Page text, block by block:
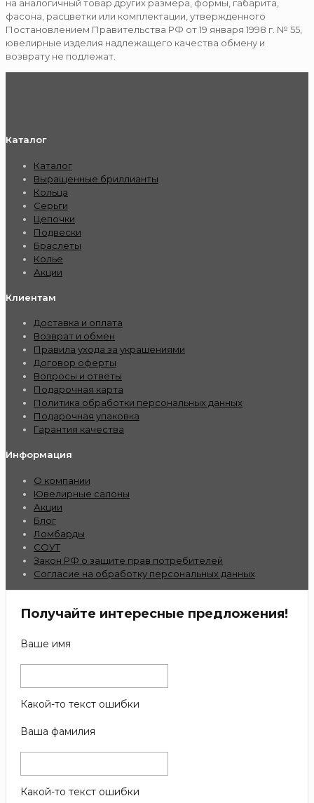
на аналогичный товар других размера, формы, габарита,
фасона, расцветки или комплектации, утвержденного
Постановлением Правительства РФ от 19 января 1998 г. № 55,
ювелирные изделия надлежащего качества обмену и
возврату не подлежат.
Каталог
Каталог
Выращенные бриллианты
Кольца
Серьги
Цепочки
Подвески
Браслеты
Колье
Акции
Клиентам
Доставка и оплата
Возврат и обмен
Правила ухода за украшениями
Договор оферты
Вопросы и ответы
Подарочная карта
Политика обработки персональных данных
Подарочная упаковка
Гарантия качества
Информация
О компании
Ювелирные салоны
Акции
Блог
Ломбарды
СОУТ
Закон РФ о защите прав потребителей
Согласие на обработку персональных данных
Получайте интересные предложения!
Ваше имя
Какой-то текст ошибки
Ваша фамилия
Какой-то текст ошибки